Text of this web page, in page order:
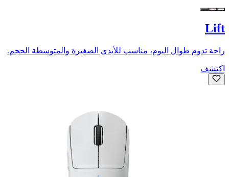
Lift
راحة تدوم طوال اليوم، مناسب للأيدي الصغيرة والمتوسطة الحجم.
اكتشف